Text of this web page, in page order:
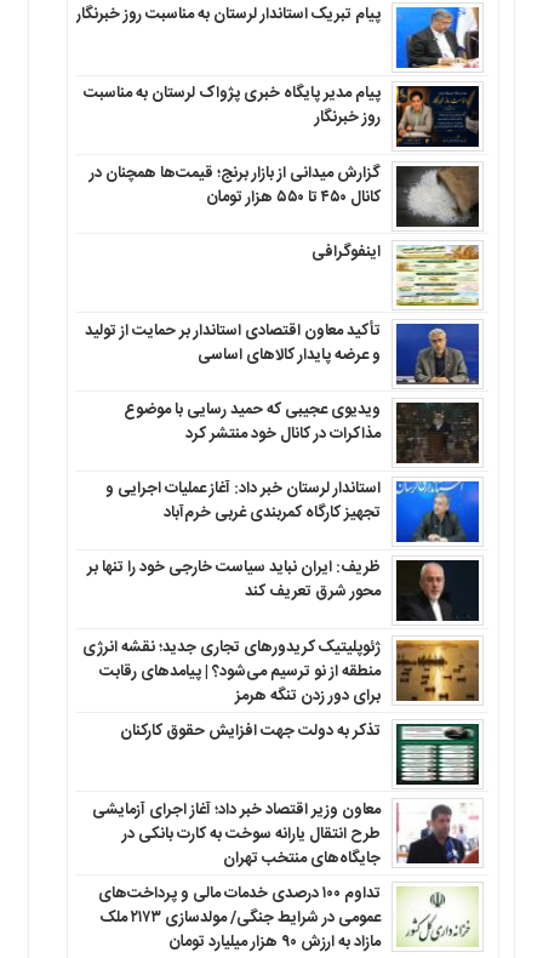
پیام تبریک استاندار لرستان به‌ مناسبت روز خبرنگار
پیام مدیر پایگاه خبری پژواک لرستان به مناسبت
روز خبرنگار
گزارش میدانی از بازار برنج؛ قیمت‌ها همچنان در
کانال ۴۵۰ تا ۵۵۰ هزار تومان
اینفوگرافی
تأکید معاون اقتصادی استاندار بر حمایت از تولید
و عرضه پایدار کالاهای اساسی
ویدیوی عجیبی که حمید رسایی با موضوع
مذاکرات در کانال خود منتشر کرد
استاندار لرستان خبر داد: آغاز عملیات اجرایی و
تجهیز کارگاه کمربندی غربی خرم‌آباد
ظریف: ایران نباید سیاست خارجی خود را تنها بر
محور شرق تعریف کند
ژئوپلیتیک کریدورهای تجاری جدید؛ نقشه انرژی
منطقه‌ از نو ترسیم می‌شود؟ | پیامدهای رقابت
برای دور زدن تنگه هرمز
تذکر به دولت جهت افزایش حقوق کارکنان ‌
معاون وزیر اقتصاد خبر داد؛ آغاز اجرای آزمایشی
طرح انتقال یارانه سوخت به کارت بانکی در
جایگاه‌های منتخب تهران
تداوم ۱۰۰ درصدی خدمات مالی و پرداخت‌های
عمومی در شرایط جنگی/ مولدسازی ۲۱۷۳ ملک
مازاد به ارزش ۹۰ هزار میلیارد تومان